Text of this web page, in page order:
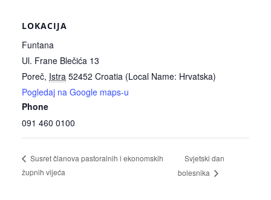
LOKACIJA
Funtana
Ul. Frane Blečića 13
Poreč, Istra 52452 Croatia (Local Name: Hrvatska)
Pogledaj na Google maps-u
Phone
091 460 0100
Susret članova pastoralnih i ekonomskih
župnih vijeća
Svjetski dan
bolesnika